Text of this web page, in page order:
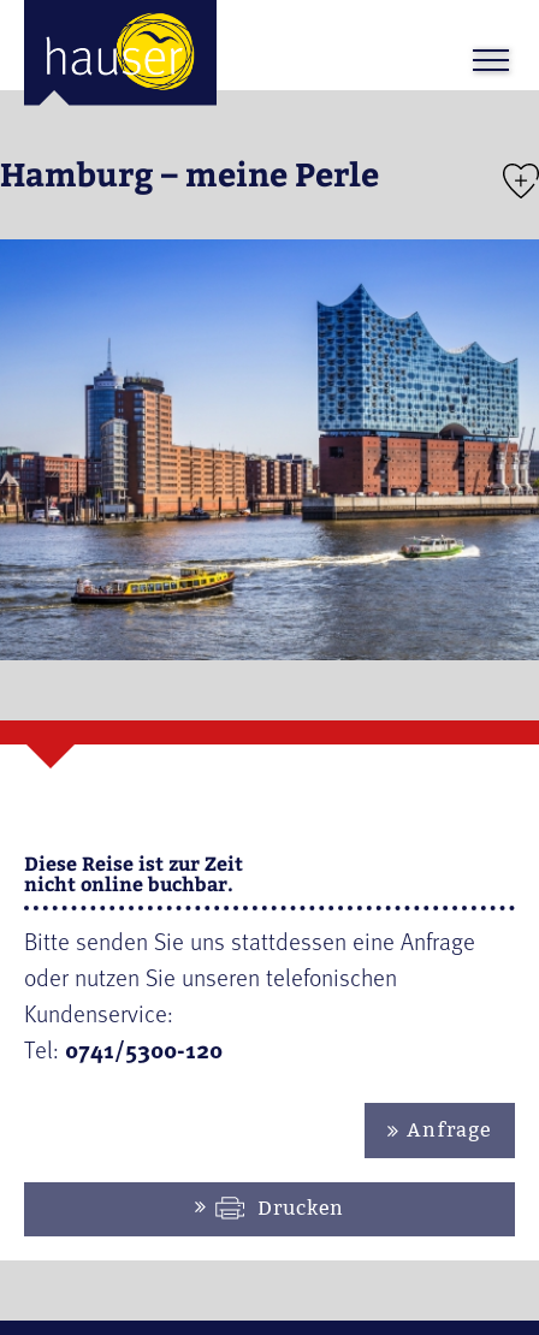
Hamburg – meine Perle
Diese Reise ist zur Zeit
nicht online buchbar.
Bitte senden Sie uns stattdessen eine Anfrage
oder nutzen Sie unseren telefonischen
Kundenservice:
Tel: 0741/5300-120
Anfrage
Drucken